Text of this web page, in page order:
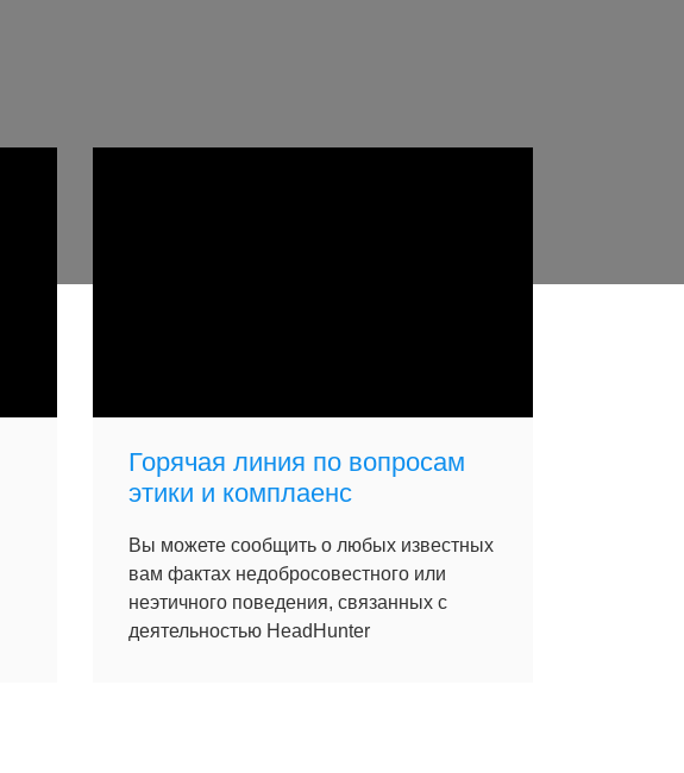
Горячая линия по вопросам
этики и комплаенс
Вы можете сообщить о любых известных
вам фактах недобросовестного или
неэтичного поведения, связанных с
деятельностью HeadHunter